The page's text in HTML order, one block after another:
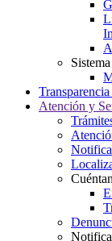
Atención y